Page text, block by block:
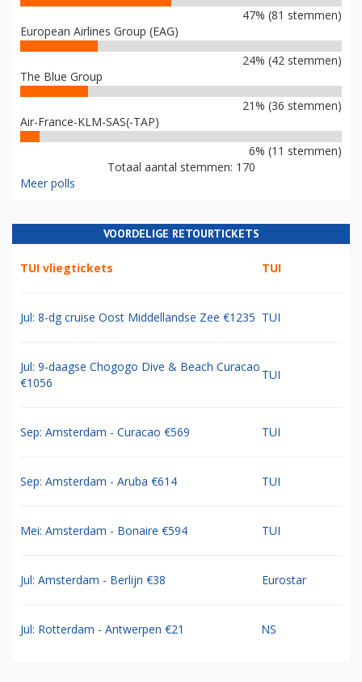
47% (81 stemmen)
European Airlines Group (EAG)
24% (42 stemmen)
The Blue Group
21% (36 stemmen)
Air-France-KLM-SAS(-TAP)
6% (11 stemmen)
Totaal aantal stemmen: 170
Meer polls
VOORDELIGE RETOURTICKETS
TUI vliegtickets TUI
Jul: 8-dg cruise Oost Middellandse Zee €1235 TUI
Jul: 9-daagse Chogogo Dive & Beach Curacao
€1056
TUI
Sep: Amsterdam - Curacao €569 TUI
Sep: Amsterdam - Aruba €614 TUI
Mei: Amsterdam - Bonaire €594 TUI
Jul: Amsterdam - Berlijn €38 Eurostar
Jul: Rotterdam - Antwerpen €21 NS